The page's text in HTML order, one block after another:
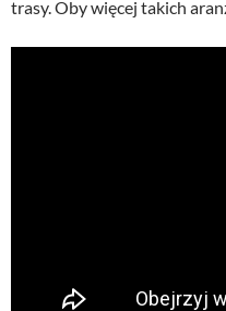
trasy. Oby więcej takich